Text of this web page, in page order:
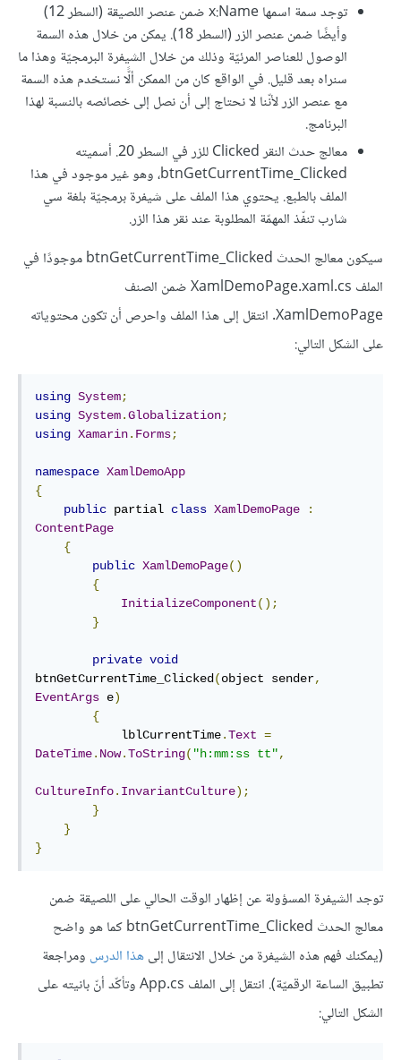
توجد سمة اسمها x:Name ضمن عنصر اللصيقة (السطر 12)
وأيضًا ضمن عنصر الزر (السطر 18). يمكن من خلال هذه السمة
الوصول للعناصر المرئيّة وذلك من خلال الشيفرة البرمجيّة وهذا ما
سنراه بعد قليل. في الواقع كان من الممكن ألًّا نستخدم هذه السمة
مع عنصر الزر لأنّنا لا نحتاج إلى أن نصل إلى خصائصه بالنسبة لهذا
البرنامج.
معالج حدث النقر Clicked للزر في السطر 20. أسميته
btnGetCurrentTime_Clicked، وهو غير موجود في هذا
الملف بالطبع. يحتوي هذا الملف على شيفرة برمجيّة بلغة سي
شارب تنفّذ المهمّة المطلوبة عند نقر هذا الزر.
سيكون معالج الحدث btnGetCurrentTime_Clicked موجودًا في
الملف XamlDemoPage.xaml.cs ضمن الصنف
XamlDemoPage. انتقل إلى هذا الملف واحرص أن تكون محتوياته
على الشكل التالي:
using System;
using System.Globalization;
using Xamarin. Forms;
namespace XamlDemoApp
{
public partial class XamlDemoPage
:
ContentPage
{
public XamlDemoPage()
{
InitializeComponent();
}
private void
btnGetCurrentTime_Clicked(object sender,
EventArgs e)
{
            lblCurrentTime
.Text =
DateTime. Now.ToString( "h:mm:ss tt",
CultureInfo. InvariantCulture);
}
}
}
توجد الشيفرة المسؤولة عن إظهار الوقت الحالي على اللصيقة ضمن
معالج الحدث btnGetCurrentTime_Clicked كما هو واضح
(يمكنك فهم هذه الشيفرة من خلال الانتقال إلىهذا الدرس ومراجعة
تطبيق الساعة الرقميّة). انتقل إلى الملف App.cs وتأكّد أنّ بانيته على
الشكل التالي: